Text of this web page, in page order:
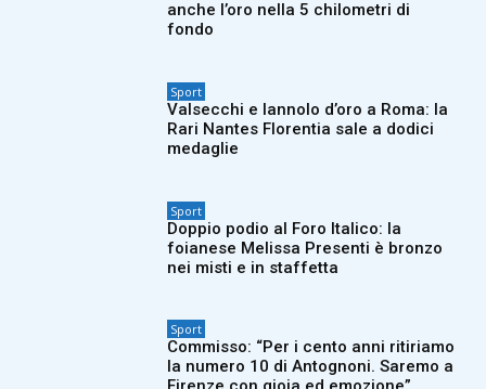
anche l’oro nella 5 chilometri di
fondo
Sport
Valsecchi e Iannolo d’oro a Roma: la
Rari Nantes Florentia sale a dodici
medaglie
Sport
Doppio podio al Foro Italico: la
foianese Melissa Presenti è bronzo
nei misti e in staffetta
Sport
Commisso: “Per i cento anni ritiriamo
la numero 10 di Antognoni. Saremo a